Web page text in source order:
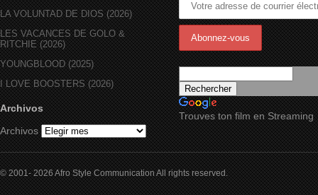
LA VOLUNTAD DE DIOS (2026)
LES VACANCES DE GOLO &
RITCHIE (2026)
YOUNGBLOOD (2025)
I LOVE BOOSTERS (2026)
Archivos
Archivos
Trouves ton film en Streaming
© 2001- 2026 Afro Style Communication All rights reserved.